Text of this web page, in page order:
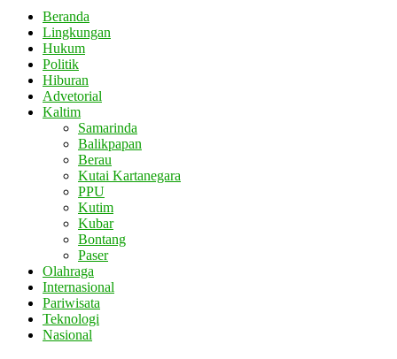
Beranda
Lingkungan
Hukum
Politik
Hiburan
Advetorial
Kaltim
Samarinda
Balikpapan
Berau
Kutai Kartanegara
PPU
Kutim
Kubar
Bontang
Paser
Olahraga
Internasional
Pariwisata
Teknologi
Nasional